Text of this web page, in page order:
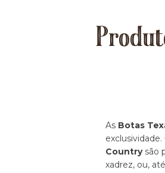
As Botas
Countrysão
xadrez, ou,